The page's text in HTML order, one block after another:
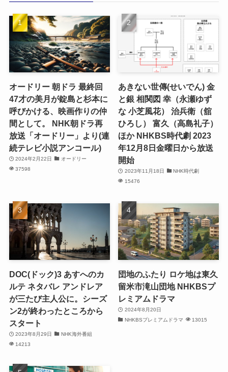
オードリー 朝ドラ 最終回
47才の美月が錠島と杉本に
呼びかける、映画作りの仲
間として。 NHK朝ドラ再
放送「オードリー」より(連
続テレビ小説アンコール)
2024年2月22日
オードリー
37598
あきない世傳(せいでん) 金
と銀 相関図 幸（永瀬ゆず
な 小芝風花） 治兵衛（舘
ひろし） 富久（高島礼子）
ほか NHKBS時代劇 2023
年12月8日金曜日から放送
開始
2023年11月18日
NHK時代劇
15476
DOC(ドック)3 あすへのカ
ルテ ネタバレ アンドレア
が三たび主人公に。シーズ
ン2が終わったところから
スタート
2023年8月29日
NHK海外番組
14213
団地のふたり ロケ地は東久
留米市滝山団地 NHKBSプ
レミアムドラマ
2024年8月20日
NHKBSプレミアムドラマ
13015